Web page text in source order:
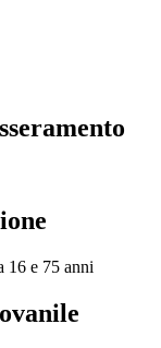
16 e 75 anni